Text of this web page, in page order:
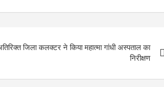
जिला कलक्टर ने किया महात्मा गांधी अस्पताल का
निरीक्षण